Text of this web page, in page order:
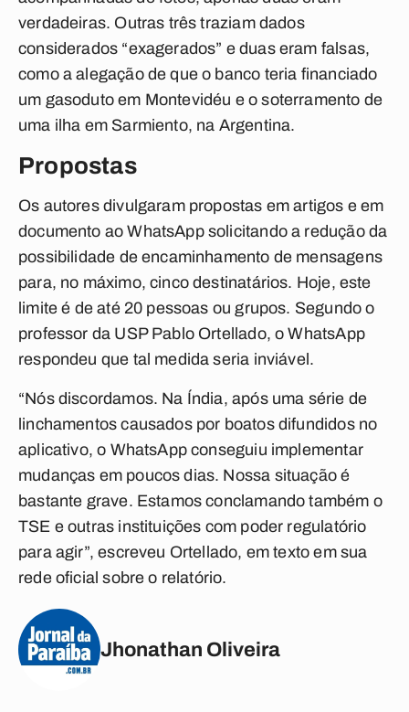
verdadeiras. Outras três traziam dados
considerados “exagerados” e duas eram falsas,
como a alegação de que o banco teria financiado
um gasoduto em Montevidéu e o soterramento de
uma ilha em Sarmiento, na Argentina.
Propostas
Os autores divulgaram propostas em artigos e em
documento ao WhatsApp solicitando a redução da
possibilidade de encaminhamento de mensagens
para, no máximo, cinco destinatários. Hoje, este
limite é de até 20 pessoas ou grupos. Segundo o
professor da USP Pablo Ortellado, o WhatsApp
respondeu que tal medida seria inviável.
“Nós discordamos. Na Índia, após uma série de
linchamentos causados por boatos difundidos no
aplicativo, o WhatsApp conseguiu implementar
mudanças em poucos dias. Nossa situação é
bastante grave. Estamos conclamando também o
TSE e outras instituições com poder regulatório
para agir”, escreveu Ortellado, em texto em sua
rede oficial sobre o relatório.
Jhonathan Oliveira